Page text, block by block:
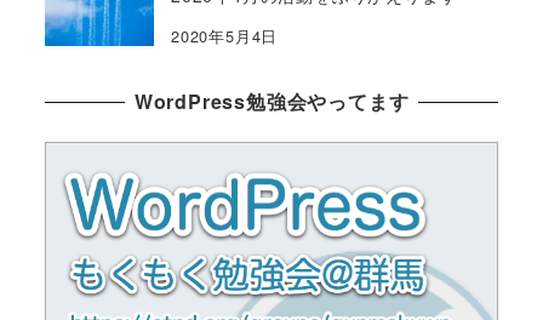
2020年5月4日
WordPress勉強会やってます